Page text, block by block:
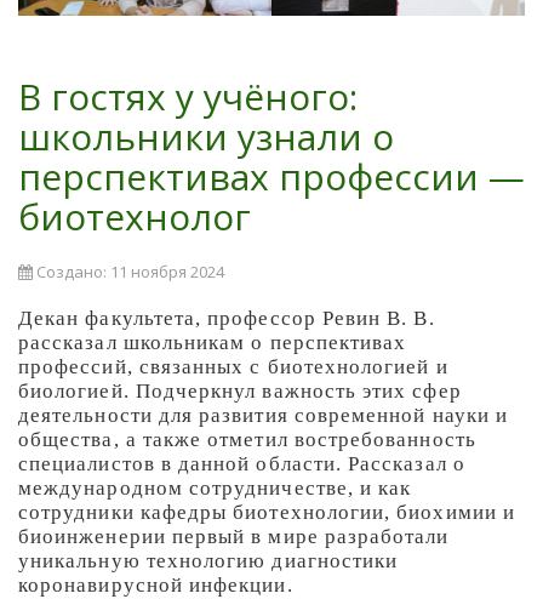
В гостях у учёного:
школьники узнали о
перспективах профессии —
биотехнолог
Создано: 11 ноября 2024
Декан факультета, профессор Ревин В. В.
рассказал школьникам о перспективах
профессий, связанных с биотехнологией и
биологией. Подчеркнул важность этих сфер
деятельности для развития современной науки и
общества, а также отметил востребованность
специалистов в данной области. Рассказал о
международном сотрудничестве, и как
сотрудники кафедры биотехнологии, биохимии и
биоинженерии первый в мире разработали
уникальную технологию диагностики
коронавирусной инфекции.